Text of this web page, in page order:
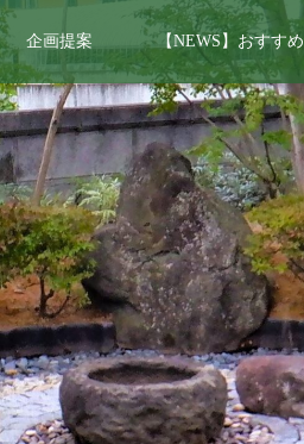
企画提案 【NEWS】おすすめ